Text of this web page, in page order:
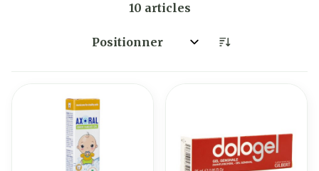
10 articles
Trier par: